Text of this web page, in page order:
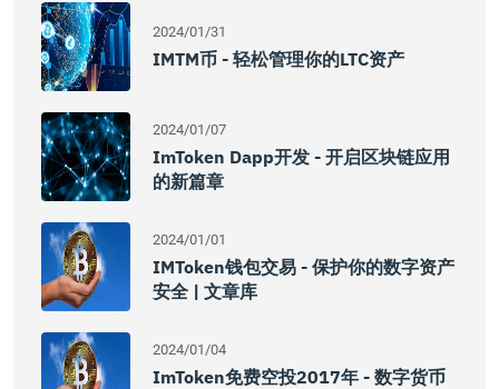
2024/01/31
IMTM币 - 轻松管理你的LTC资产
2024/01/07
ImToken Dapp开发 - 开启区块链应用
的新篇章
2024/01/01
IMToken钱包交易 - 保护你的数字资产
安全 | 文章库
2024/01/04
ImToken免费空投2017年 - 数字货币